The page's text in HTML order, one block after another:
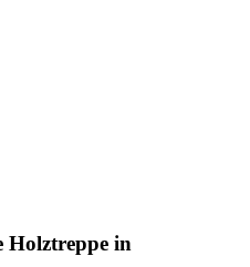
Holztreppe in